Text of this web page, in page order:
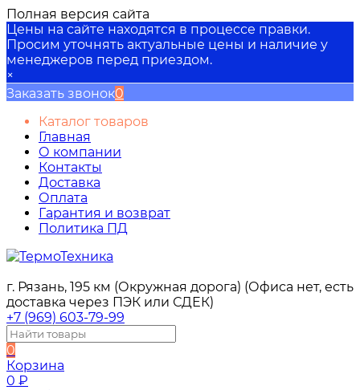
Полная версия сайта
Цены на сайте находятся в процессе правки.
Просим уточнять актуальные цены и наличие у
менеджеров перед приездом.
×
Заказать звонок0
Каталог товаров
Главная
О компании
Контакты
Доставка
Оплата
Гарантия и возврат
Политика ПД
г. Рязань, 195 км (Окружная дорога) (Офиса нет, есть
доставка через ПЭК или СДЕК)
+7 (969) 603-79-99
0
Корзина
0 ₽